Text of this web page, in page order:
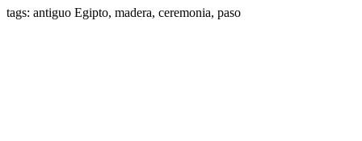
tags: antiguo Egipto, madera, ceremonia, paso